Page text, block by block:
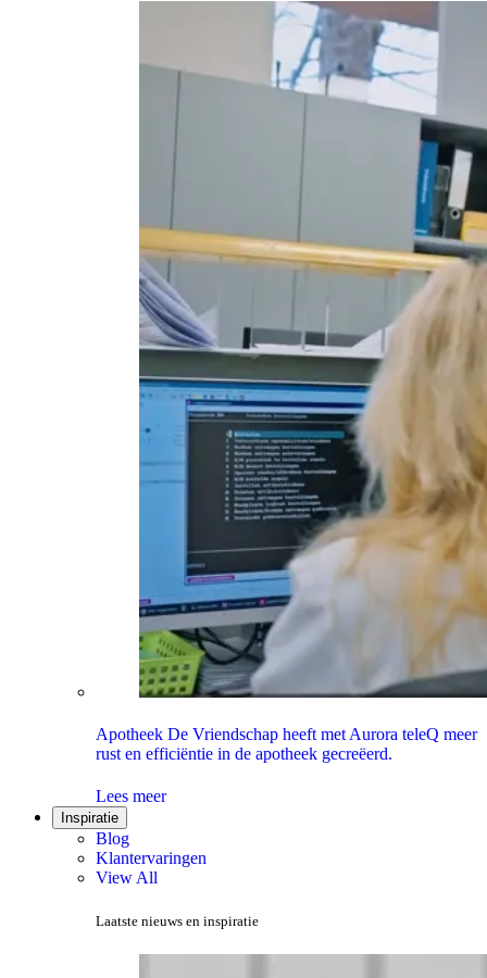
Apotheek De Vriendschap heeft met Aurora teleQ meer
rust en efficiëntie in de apotheek gecreëerd.
Lees meer
Inspiratie
Blog
Klantervaringen
View All
Laatste nieuws en inspiratie